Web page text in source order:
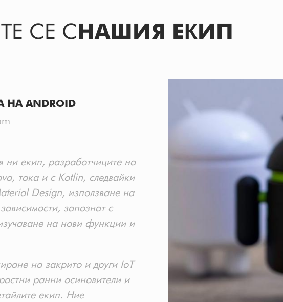
СЕ СНАШИЯ ЕКИП
НА ANDROID
ни екип, разработчиците на
така и с Kotlin, следвайки
Design, използване на
запознат с
на нови функции и
на закрито и други IoT
ранни осиновители и
екип. Ние